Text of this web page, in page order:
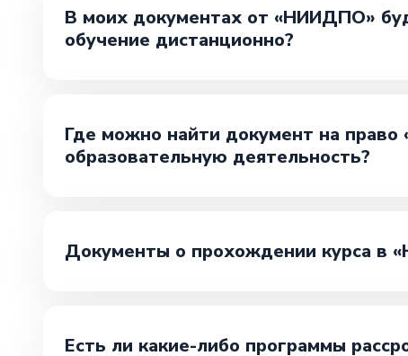
В моих документах от «НИИДПО»
обучение дистанционно?
Где можно найти документ на
образовательную деятельность?
Документы о прохождении курса в
Есть ли какие-либо программы